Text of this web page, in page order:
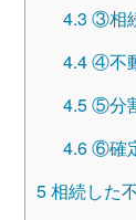
4.3 ③相
4.4④不
4.5⑤分
4.6⑥確
5相続した